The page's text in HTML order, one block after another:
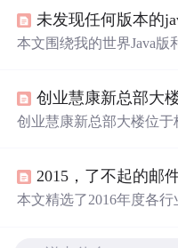
调覆盖、现代化报告厅
人才，是地区财经技能的
本文围绕我的世界Java
能 导致 玩家大面积退游。
特别玩法。
创业慧康新总部大
创业慧康新总部大楼位于
以及舒适的运动休息区。
大楼即将交付使用，标
2015，了不起的邮
本文精选了2016年度各